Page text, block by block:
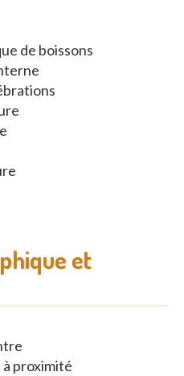
de boissons
et
proximité